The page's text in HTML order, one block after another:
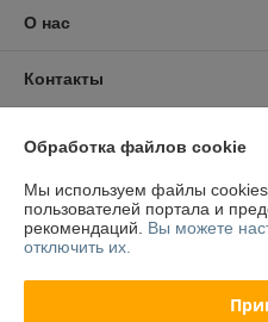
О нас
Контакты
Полная версия сайта
Политика обработки cookies
Сайт создан на платформе
Обработка файлов cookie
Мы используем файлы cookies
пользователей портала и
рекомендаций. Вы можете
отключить их.